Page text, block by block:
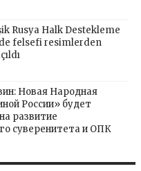
Rusya Halk Destekleme
felsefi resimlerden
Новая Народная
России» будет
развитие
суверенитета и ОПК